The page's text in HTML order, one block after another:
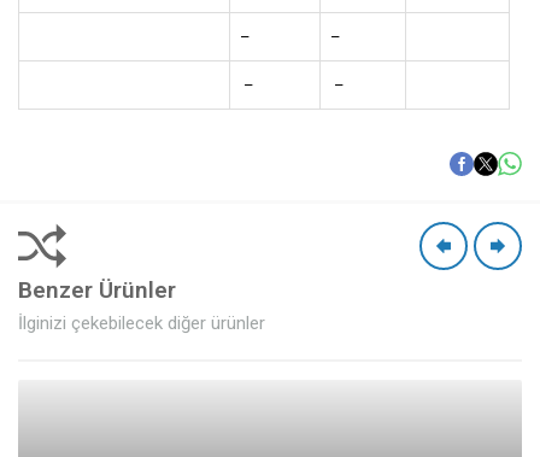
– –
– –
Benzer Ürünler
İlginizi çekebilecek diğer ürünler